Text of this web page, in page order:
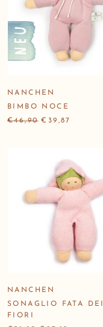
NANCHEN
BIMBO NOCE
€46,90 €39,87
NANCHEN
SONAGLIO FATA DEI
FIORI